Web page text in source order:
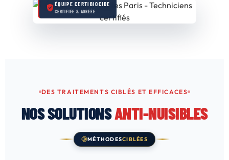
ÉQUIPE CERTIBIOCIDE
CERTIFIÉE & AGRÉÉE
DES TRAITEMENTS CIBLÉS ET EFFICACES
NOS SOLUTIONSANTI-NUISIBLES
MÉTHODESCIBLÉES